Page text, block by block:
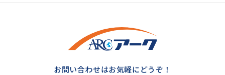
お問い合わせはお気軽にどうぞ！